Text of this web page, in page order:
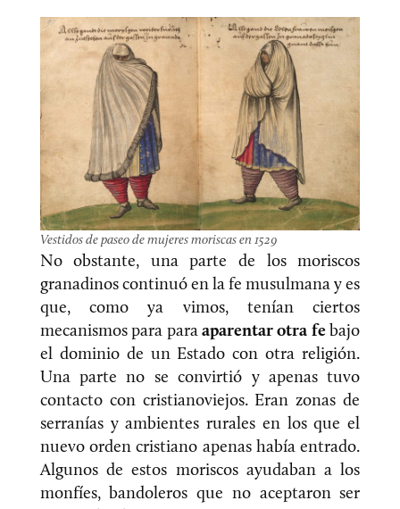
Vestidos de paseo de mujeres moriscas en 1529
No obstante, una parte de los moriscos
granadinos continuó en la fe musulmana y es
que, como ya vimos, tenían ciertos
mecanismos para paraaparentar otra fe bajo
el dominio de un Estado con otra religión.
Una parte no se convirtió y apenas tuvo
contacto con cristianoviejos. Eran zonas de
serranías y ambientes rurales en los que el
nuevo orden cristiano apenas había entrado.
Algunos de estos moriscos ayudaban a los
monfíes, bandoleros que no aceptaron ser